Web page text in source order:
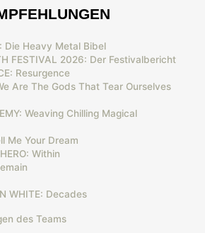
Die Heavy Metal Bibel
FESTIVAL 2026: Der Festivalbericht
Resurgence
Are The Gods That Tear Ourselves
Weaving Chilling Magical
Me Your Dream
Within
WHITE: Decades
des Teams